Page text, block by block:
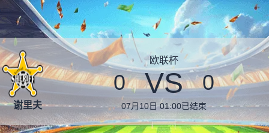
谢里夫
欧联杯
0 VS 0
07月10日 01:00已结束